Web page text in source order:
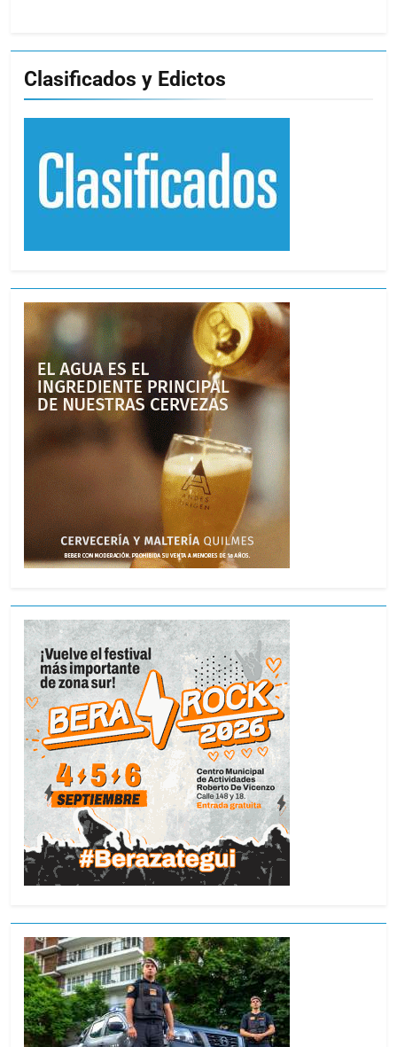
Clasificados y Edictos